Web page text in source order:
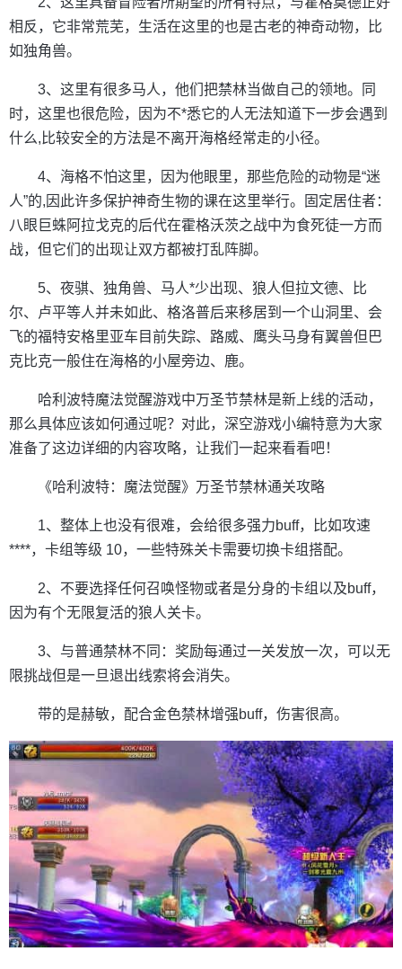
相反，它非常荒芜，生活在这里的也是古老的神奇动物，比
如独角兽。
3、这里有很多马人，他们把禁林当做自己的领地。同
时，这里也很危险，因为不*悉它的人无法知道下一步会遇到
什么,比较安全的方法是不离开海格经常走的小径。
4、海格不怕这里，因为他眼里，那些危险的动物是“迷
人”的,因此许多保护神奇生物的课在这里举行。固定居住者：
八眼巨蛛阿拉戈克的后代在霍格沃茨之战中为食死徒一方而
战，但它们的出现让双方都被打乱阵脚。
5、夜骐、独角兽、马人*少出现、狼人但拉文德、比
尔、卢平等人并未如此、格洛普后来移居到一个山洞里、会
飞的福特安格里亚车目前失踪、路威、鹰头马身有翼兽但巴
克比克一般住在海格的小屋旁边、鹿。
哈利波特魔法觉醒游戏中万圣节禁林是新上线的活动，
那么具体应该如何通过呢？对此，深空游戏小编特意为大家
准备了这边详细的内容攻略，让我们一起来看看吧！
《哈利波特：魔法觉醒》万圣节禁林通关攻略
1、整体上也没有很难，会给很多强力buff，比如攻速
****，卡组等级 10，一些特殊关卡需要切换卡组搭配。
2、不要选择任何召唤怪物或者是分身的卡组以及buff，
因为有个无限复活的狼人关卡。
3、与普通禁林不同：奖励每通过一关发放一次，可以无
限挑战但是一旦退出线索将会消失。
带的是赫敏，配合金色禁林增强buff，伤害很高。